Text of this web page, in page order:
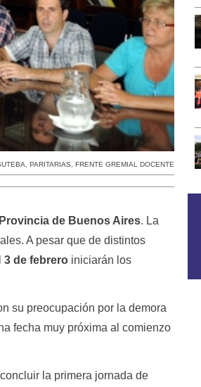
,PARITARIAS ,FRENTE GREMIAL DOCENTE
Provincia de Buenos Aires. La
A pesar que de distintos
3 de febrero iniciarán los
su preocupación por la demora
fecha muy próxima al comienzo
la primera jornada de